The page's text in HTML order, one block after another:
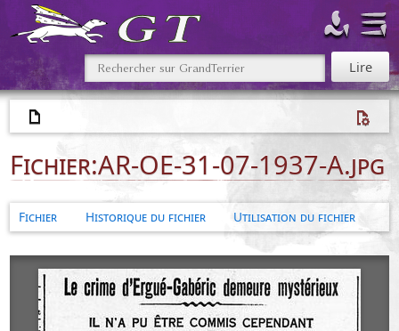
Fichier:AR-OE-31-07-1937-A.jpg
Fichier Historique du fichier Utilisation du fichier